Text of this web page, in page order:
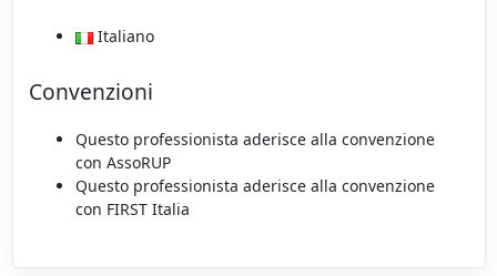
Italiano
Convenzioni
Questo professionista aderisce alla convenzione
con AssoRUP
Questo professionista aderisce alla convenzione
con FIRST Italia